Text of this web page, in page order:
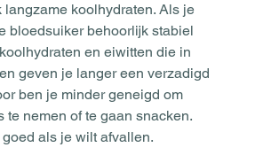
langzame koolhydraten. Als je
bloedsuiker behoorlijk stabiel
en eiwitten die in
geven je langer een verzadigd
ben je minder geneigd om
te nemen of te gaan snacken.
als je wilt afvallen.